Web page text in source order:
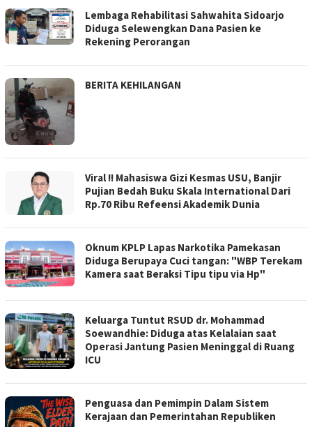
Lembaga Rehabilitasi Sahwahita Sidoarjo
Diduga Selewengkan Dana Pasien ke
Rekening Perorangan
BERITA KEHILANGAN
Viral !! Mahasiswa Gizi Kesmas USU, Banjir
Pujian Bedah Buku Skala International Dari
Rp.70 Ribu Refeensi Akademik Dunia
Oknum KPLP Lapas Narkotika Pamekasan
Diduga Berupaya Cuci tangan: "WBP Terekam
Kamera saat Beraksi Tipu tipu via Hp"
Keluarga Tuntut RSUD dr. Mohammad
Soewandhie: Diduga atas Kelalaian saat
Operasi Jantung Pasien Meninggal di Ruang
ICU
Penguasa dan Pemimpin Dalam Sistem
Kerajaan dan Pemerintahan Republiken